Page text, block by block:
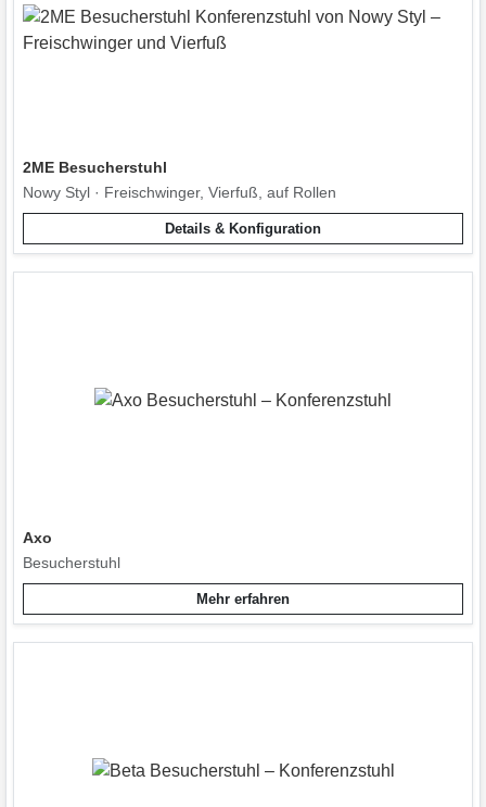
2ME Besucherstuhl
Nowy Styl · Freischwinger, Vierfuß, auf Rollen
Details & Konfiguration
Axo
Besucherstuhl
Mehr erfahren